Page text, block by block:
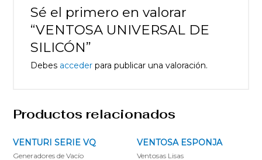
Sé el primero en valorar
“VENTOSA UNIVERSAL DE
SILICÓN”
Debes accederpara publicar una valoración.
Productos relacionados
VENTURI SERIE VQ
Generadores de Vací­o
VENTOSA ESPONJA
Ventosas Lisas